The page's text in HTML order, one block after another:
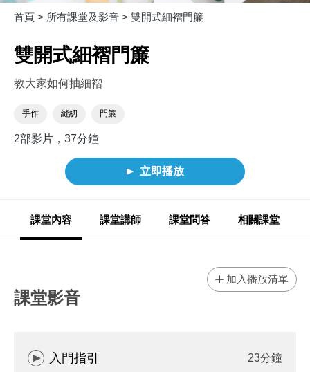
首頁 > 所有課堂及影音 > 雙開式細褶門簾
雙開式細褶門簾
教大家如何抽細褶
手作 縫紉 門簾
2部影片，37分鐘
立即播放
課堂內容 課堂講師 課堂問答 相關課堂
課堂影音
加入播放清單
入門指引 23分鐘